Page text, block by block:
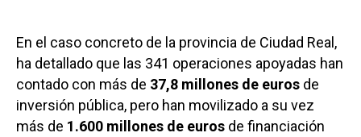
En el caso concreto de la provincia de Ciudad Real,
ha detallado que las 341 operaciones apoyadas han
contado con más de 37,8 millones de euros de
inversión pública, pero han movilizado a su vez
más de 1.600 millones de euros de financiación